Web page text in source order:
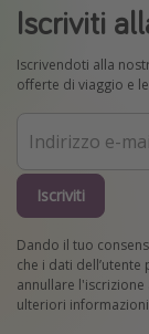
Iscriviti
Iscrivendoti alla
offerte di viaggio e
Iscriviti
Dando il tuo
che i dati
annullare
ulteriori